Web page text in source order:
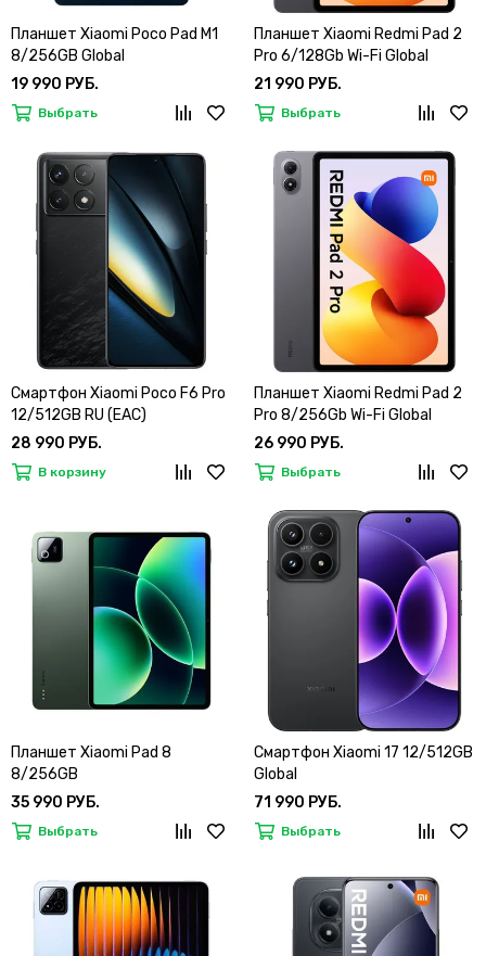
Планшет Xiaomi Poco Pad M1
8/256GB Global
19 990 РУБ.
Выбрать
Планшет Xiaomi Redmi Pad 2
Pro 6/128Gb Wi-Fi Global
21 990 РУБ.
Выбрать
Смартфон Xiaomi Poco F6 Pro
12/512GB RU (EAC)
28 990 РУБ.
В корзину
Планшет Xiaomi Redmi Pad 2
Pro 8/256Gb Wi-Fi Global
26 990 РУБ.
Выбрать
Планшет Xiaomi Pad 8
8/256GB
35 990 РУБ.
Выбрать
Смартфон Xiaomi 17 12/512GB
Global
71 990 РУБ.
Выбрать